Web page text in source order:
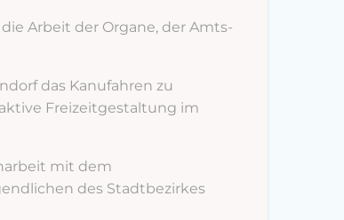
Arbeit der Organe, der Amts-
das Kanufahren zu
Freizeitgestaltung im
mit dem
des Stadtbezirkes